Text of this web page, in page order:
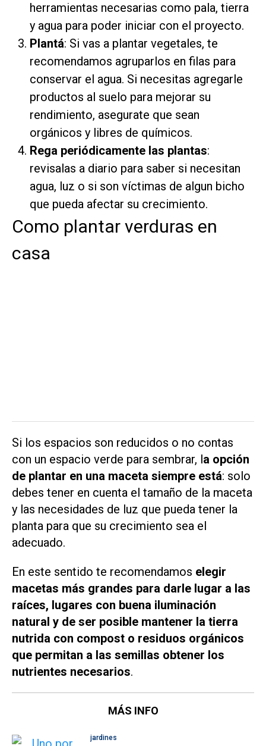
herramientas necesarias como pala, tierra
y agua para poder iniciar con el proyecto.
Plantá: Si vas a plantar vegetales, te
recomendamos agruparlos en filas para
conservar el agua. Si necesitas agregarle
productos al suelo para mejorar su
rendimiento, asegurate que sean
orgánicos y libres de químicos.
Rega periódicamente las plantas:
revisalas a diario para saber si necesitan
agua, luz o si son víctimas de algun bicho
que pueda afectar su crecimiento.
Como plantar verduras en
casa
Si los espacios son reducidos o no contas
con un espacio verde para sembrar, la opción
de plantar en una maceta siempre está: solo
debes tener en cuenta el tamaño de la maceta
y las necesidades de luz que pueda tener la
planta para que su crecimiento sea el
adecuado.
En este sentido te recomendamos elegir
macetas más grandes para darle lugar a las
raíces, lugares con buena iluminación
natural y de ser posible mantener la tierra
nutrida con compost o residuos orgánicos
que permitan a las semillas obtener los
nutrientes necesarios.
MÁS INFO
jardines